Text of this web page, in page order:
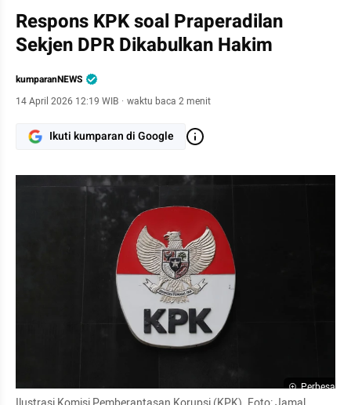
Respons KPK soal Praperadilan
Sekjen DPR Dikabulkan Hakim
kumparanNEWS
14 April 2026 12:19 WIB · waktu baca 2 menit
Ikuti kumparan di Google
Perbesar